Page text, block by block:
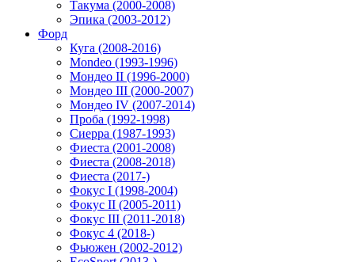
Такума (2000-2008)
Эпика (2003-2012)
Форд
Куга (2008-2016)
Mondeo (1993-1996)
Мондео II (1996-2000)
Мондео III (2000-2007)
Мондео IV (2007-2014)
Проба (1992-1998)
Сиерра (1987-1993)
Фиеста (2001-2008)
Фиеста (2008-2018)
Фиеста (2017-)
Фокус I (1998-2004)
Фокус II (2005-2011)
Фокус III (2011-2018)
Фокус 4 (2018-)
Фьюжен (2002-2012)